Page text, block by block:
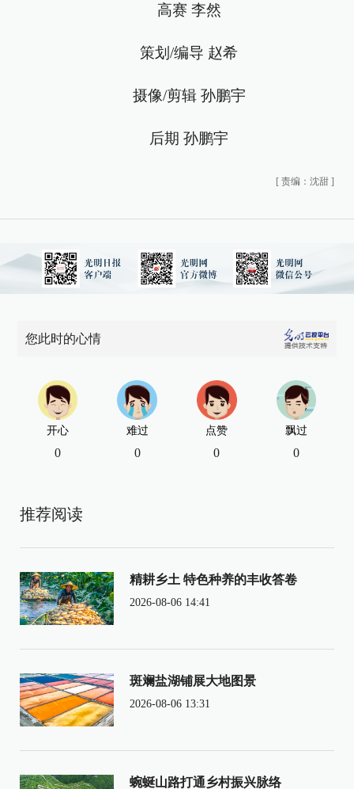
高赛 李然
策划/编导 赵希
摄像/剪辑 孙鹏宇
后期 孙鹏宇
[ 责编：沈甜 ]
您此时的心情
开心
0
难过
0
点赞
0
飘过
0
推荐阅读
精耕乡土 特色种养的丰收答卷
2026-08-06 14:41
斑斓盐湖铺展大地图景
2026-08-06 13:31
蜿蜒山路打通乡村振兴脉络